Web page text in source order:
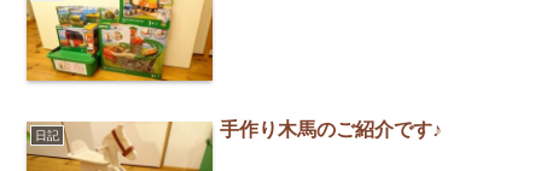
日記 手作り木馬のご紹介です♪